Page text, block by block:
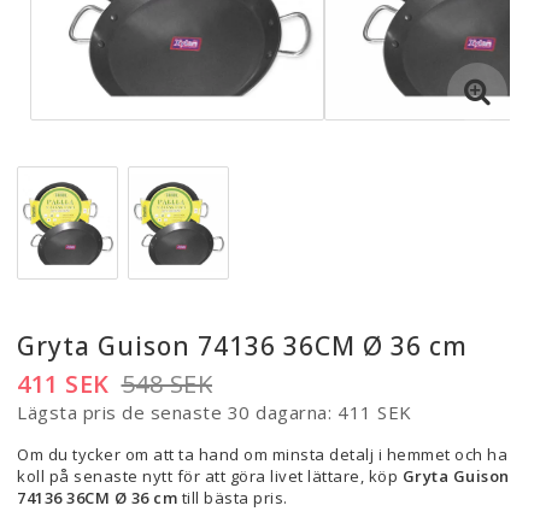
Gryta Guison 74136 36CM Ø 36 cm
548 SEK
411 SEK
Lägsta pris de senaste 30 dagarna 411 SEK
Om du tycker om att ta hand om minsta detalj i hemmet och ha
koll på senaste nytt för att göra livet lättare, köp Gryta Guison
74136 36CM Ø 36 cm till bästa pris.